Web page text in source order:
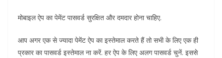
मोबाइल ऐप का पेमेंट पासवर्ड सुरक्षित और दमदार होना चाहिए.
आप अगर एक से ज्यादा पेमेंट ऐप का इस्तेमाल करते हैं तो सभी के लिए एक ही
प्रकार का पासवर्ड इस्तेमाल ना करें. हर ऐप के लिए अलग पासवर्ड चुनें. इससे